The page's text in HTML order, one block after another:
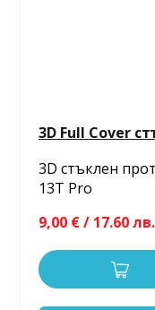
3D Full Cover
3D стъклен
13T Pro
9,00 € / 17.60 лв.